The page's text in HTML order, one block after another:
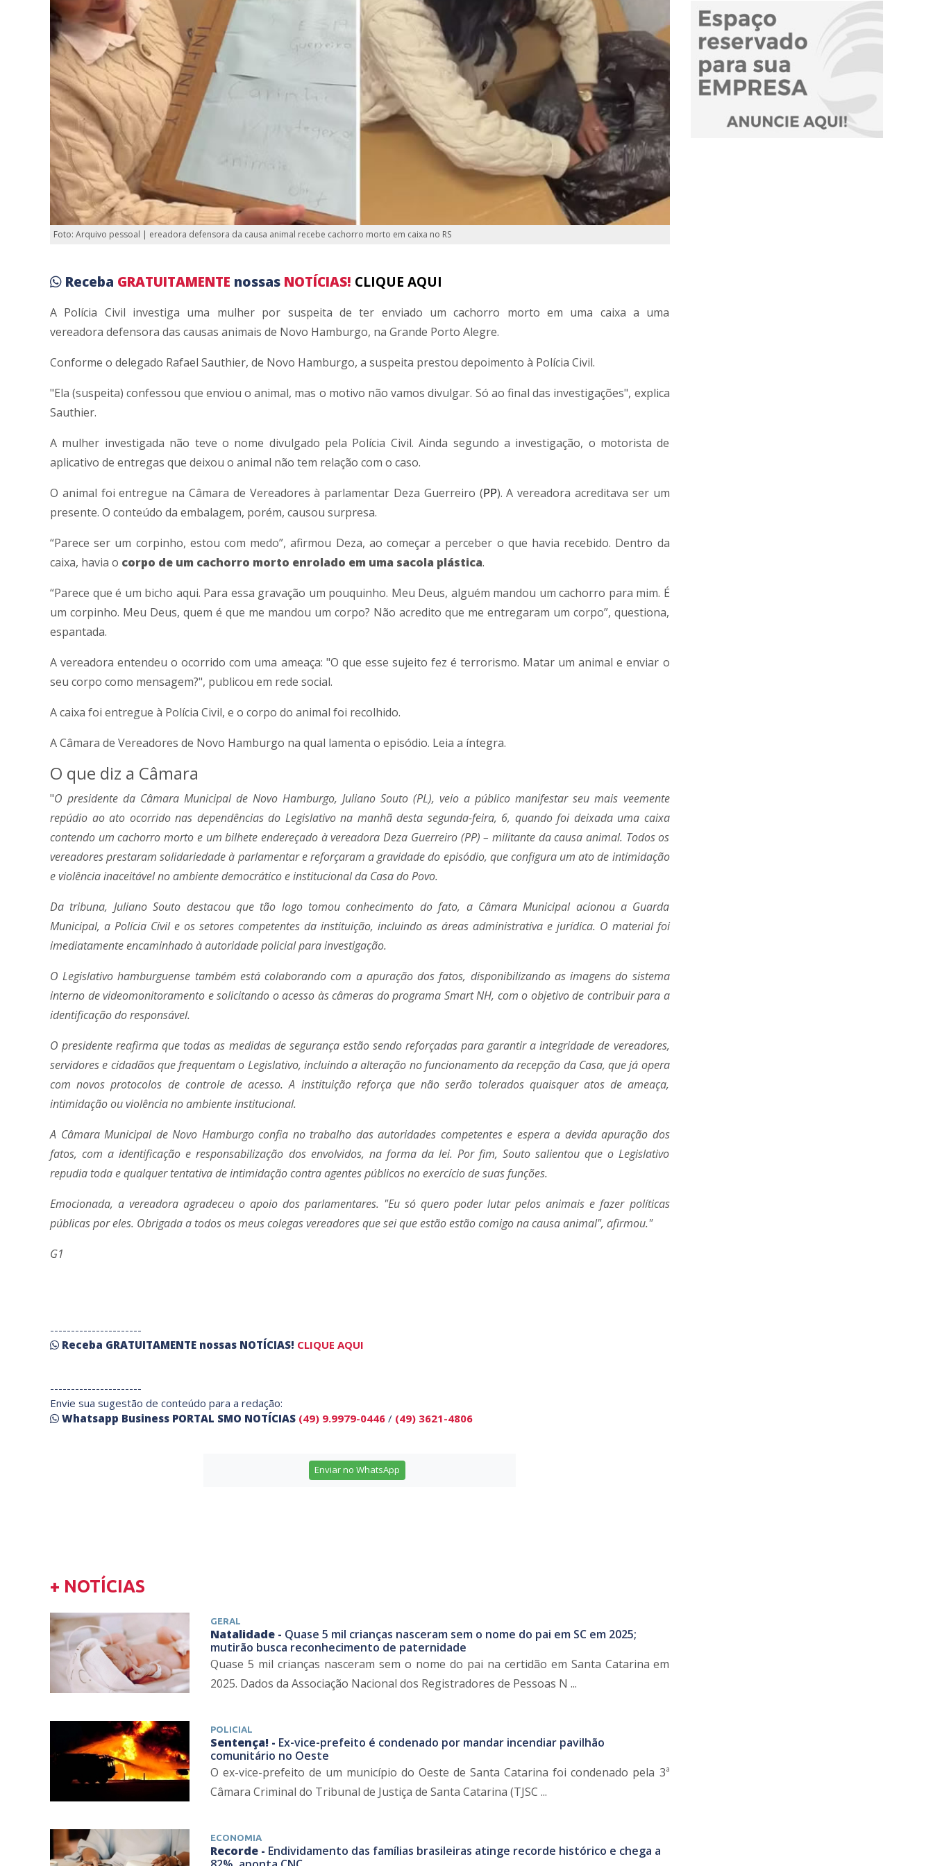
Foto: Arquivo pessoal | ereadora defensora da causa animal recebe cachorro morto em caixa no RS
Receba GRATUITAMENTE nossas NOTÍCIAS! CLIQUE AQUI
A Polícia Civil investiga uma mulher por suspeita de ter enviado um cachorro morto em uma caixa a uma
vereadora defensora das causas animais de Novo Hamburgo, na Grande Porto Alegre.
Conforme o delegado Rafael Sauthier, de Novo Hamburgo, a suspeita prestou depoimento à Polícia Civil.
"Ela (suspeita) confessou que enviou o animal, mas o motivo não vamos divulgar. Só ao final das investigações", explica
Sauthier.
A mulher investigada não teve o nome divulgado pela Polícia Civil. Ainda segundo a investigação, o motorista de
aplicativo de entregas que deixou o animal não tem relação com o caso.
O animal foi entregue na Câmara de Vereadores à parlamentar Deza Guerreiro (PP).A vereadora acreditava ser um
presente. O conteúdo da embalagem, porém, causou surpresa.
“Parece ser um corpinho, estou com medo”, afirmou Deza, ao começar a perceber o que havia recebido. Dentro da
caixa, havia o corpo de um cachorro morto enrolado em uma sacola plástica.
“Parece que é um bicho aqui. Para essa gravação um pouquinho. Meu Deus, alguém mandou um cachorro para mim. É
um corpinho. Meu Deus, quem é que me mandou um corpo? Não acredito que me entregaram um corpo”, questiona,
espantada.
A vereadora entendeu o ocorrido com uma ameaça: "O que esse sujeito fez é terrorismo. Matar um animal e enviar o
seu corpo como mensagem?", publicou em rede social.
A caixa foi entregue à Polícia Civil, e o corpo do animal foi recolhido.
A Câmara de Vereadores de Novo Hamburgo na qual lamenta o episódio. Leia a íntegra.
O que diz a Câmara
"O presidente da Câmara Municipal de Novo Hamburgo, Juliano Souto (PL), veio a público manifestar seu mais veemente
repúdio ao ato ocorrido nas dependências do Legislativo na manhã desta segunda-feira, 6, quando foi deixada uma caixa
contendo um cachorro morto e um bilhete endereçado à vereadora Deza Guerreiro (PP) – militante da causa animal. Todos os
vereadores prestaram solidariedade à parlamentar e reforçaram a gravidade do episódio, que configura um ato de intimidação
e violência inaceitável no ambiente democrático e institucional da Casa do Povo.
Da tribuna, Juliano Souto destacou que tão logo tomou conhecimento do fato, a Câmara Municipal acionou a Guarda
Municipal, a Polícia Civil e os setores competentes da instituição, incluindo as áreas administrativa e jurídica. O material foi
imediatamente encaminhado à autoridade policial para investigação.
O Legislativo hamburguense também está colaborando com a apuração dos fatos, disponibilizando as imagens do sistema
interno de videomonitoramento e solicitando o acesso às câmeras do programa Smart NH, com o objetivo de contribuir para a
identificação do responsável.
O presidente reafirma que todas as medidas de segurança estão sendo reforçadas para garantir a integridade de vereadores,
servidores e cidadãos que frequentam o Legislativo, incluindo a alteração no funcionamento da recepção da Casa, que já opera
com novos protocolos de controle de acesso. A instituição reforça que não serão tolerados quaisquer atos de ameaça,
intimidação ou violência no ambiente institucional.
A Câmara Municipal de Novo Hamburgo confia no trabalho das autoridades competentes e espera a devida apuração dos
fatos, com a identificação e responsabilização dos envolvidos, na forma da lei. Por fim, Souto salientou que o Legislativo
repudia toda e qualquer tentativa de intimidação contra agentes públicos no exercício de suas funções.
Emocionada, a vereadora agradeceu o apoio dos parlamentares. "Eu só quero poder lutar pelos animais e fazer políticas
públicas por eles. Obrigada a todos os meus colegas vereadores que sei que estão estão comigo na causa animal", afirmou."
G1
----------------------
Receba GRATUITAMENTE nossas NOTÍCIAS! CLIQUE AQUI
----------------------
Envie sua sugestão de conteúdo para a redação:
Whatsapp Business PORTAL SMO NOTÍCIAS (49) 9.9979-0446 / (49) 3621-4806
Enviar no WhatsApp
+ NOTÍCIAS
GERAL
Natalidade - Quase 5 mil crianças nasceram sem o nome do pai em SC em 2025;
mutirão busca reconhecimento de paternidade
Quase 5 mil crianças nasceram sem o nome do pai na certidão em Santa Catarina em
2025. Dados da Associação Nacional dos Registradores de Pessoas N ...
POLICIAL
Sentença! - Ex-vice-prefeito é condenado por mandar incendiar pavilhão
comunitário no Oeste
O ex-vice-prefeito de um município do Oeste de Santa Catarina foi condenado pela 3ª
Câmara Criminal do Tribunal de Justiça de Santa Catarina (TJSC ...
ECONOMIA
Recorde - Endividamento das famílias brasileiras atinge recorde histórico e chega a